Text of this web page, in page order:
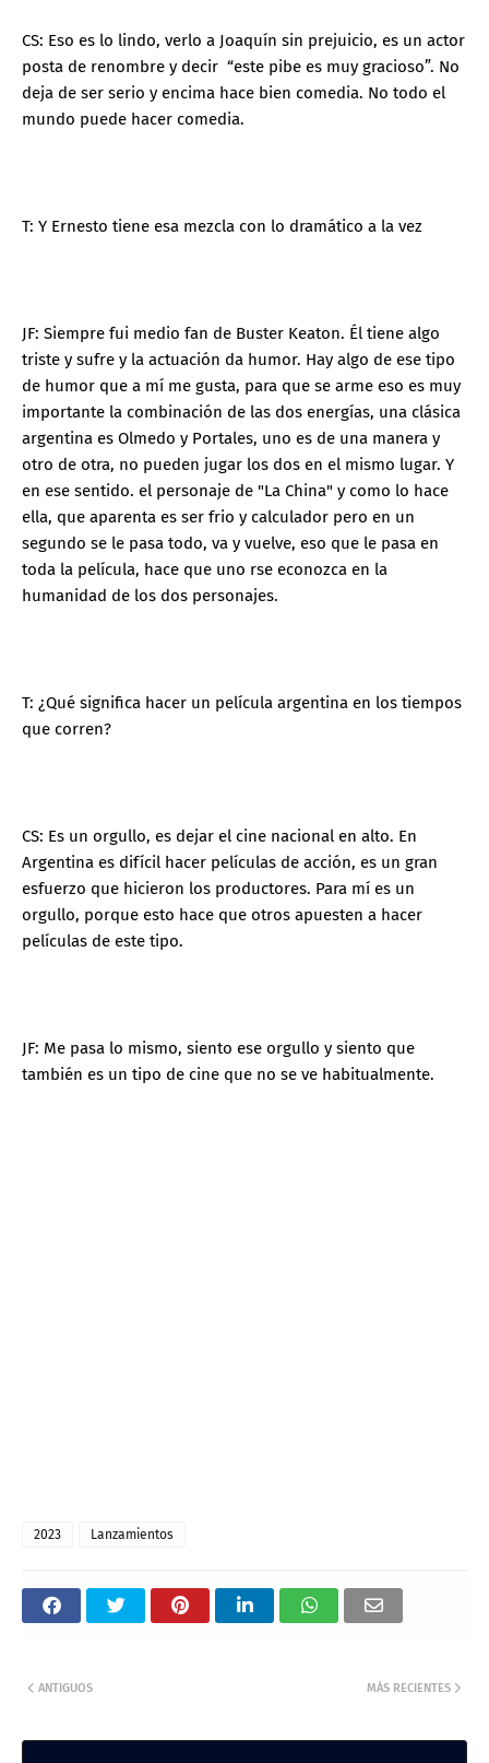
CS: Eso es lo lindo, verlo a Joaquín sin prejuicio, es un actor
posta de renombre y decir “este pibe es muy gracioso”. No
deja de ser serio y encima hace bien comedia. No todo el
mundo puede hacer comedia.
T: Y Ernesto tiene esa mezcla con lo dramático a la vez
JF: Siempre fui medio fan de Buster Keaton. Él tiene algo
triste y sufre y la actuación da humor. Hay algo de ese tipo
de humor que a mí me gusta, para que se arme eso es muy
importante la combinación de las dos energías, una clásica
argentina es Olmedo y Portales, uno es de una manera y
otro de otra, no pueden jugar los dos en el mismo lugar. Y
en ese sentido. el personaje de "La China" y como lo hace
ella, que aparenta es ser frio y calculador pero en un
segundo se le pasa todo, va y vuelve, eso que le pasa en
toda la película, hace que uno rse econozca en la
humanidad de los dos personajes.
T: ¿Qué significa hacer un película argentina en los tiempos
que corren?
CS: Es un orgullo, es dejar el cine nacional en alto. En
Argentina es difícil hacer películas de acción, es un gran
esfuerzo que hicieron los productores. Para mí es un
orgullo, porque esto hace que otros apuesten a hacer
películas de este tipo.
JF: Me pasa lo mismo, siento ese orgullo y siento que
también es un tipo de cine que no se ve habitualmente.
2023 Lanzamientos
MÁS RECIENTES
ANTIGUOS